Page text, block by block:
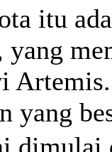
itu
yang
yang